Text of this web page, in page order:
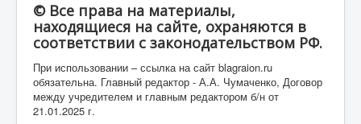
© Все права на материалы,
находящиеся на сайте, охраняются в
соответствии с законодательством РФ.
При использовании – ссылка на сайт blagraion.ru
обязательна. Главный редактор - А.А. Чумаченко, Договор
между учредителем и главным редактором б/н от
21.01.2025 г.